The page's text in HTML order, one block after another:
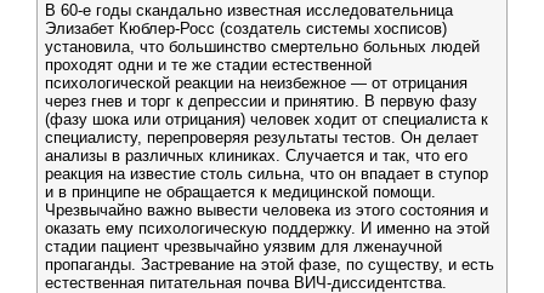
В 60-е годы скандально известная исследовательница
Элизабет Кюблер-Росс (создатель системы хосписов)
установила, что большинство смертельно больных людей
проходят одни и те же стадии естественной
психологической реакции на неизбежное — от отрицания
через гнев и торг к депрессии и принятию. В первую фазу
(фазу шока или отрицания) человек ходит от специалиста к
специалисту, перепроверяя результаты тестов. Он делает
анализы в различных клиниках. Случается и так, что его
реакция на известие столь сильна, что он впадает в ступор
и в принципе не обращается к медицинской помощи.
Чрезвычайно важно вывести человека из этого состояния и
оказать ему психологическую поддержку. И именно на этой
стадии пациент чрезвычайно уязвим для лженаучной
пропаганды. Застревание на этой фазе, по существу, и есть
естественная питательная почва ВИЧ-диссидентства.